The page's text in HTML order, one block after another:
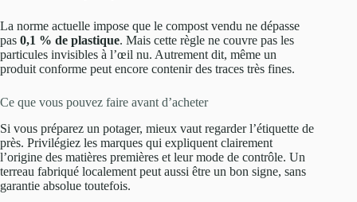
La norme actuelle impose que le compost vendu ne dépasse
pas 0,1 % de plastique. Mais cette règle ne couvre pas les
particules invisibles à l’œil nu. Autrement dit, même un
produit conforme peut encore contenir des traces très fines.
Ce que vous pouvez faire avant d’acheter
Si vous préparez un potager, mieux vaut regarder l’étiquette de
près. Privilégiez les marques qui expliquent clairement
l’origine des matières premières et leur mode de contrôle. Un
terreau fabriqué localement peut aussi être un bon signe, sans
garantie absolue toutefois.